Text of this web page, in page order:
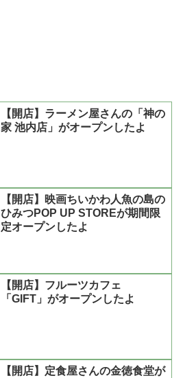
【開店】ラーメン屋さんの「神の
家 池内店」がオープンしたよ
【開店】映画ちいかわ人魚の島の
ひみつPOP UP STOREが期間限
定オープンしたよ
【開店】フルーツカフェ
「GIFT」がオープンしたよ
【開店】定食屋さんの金徳食堂が